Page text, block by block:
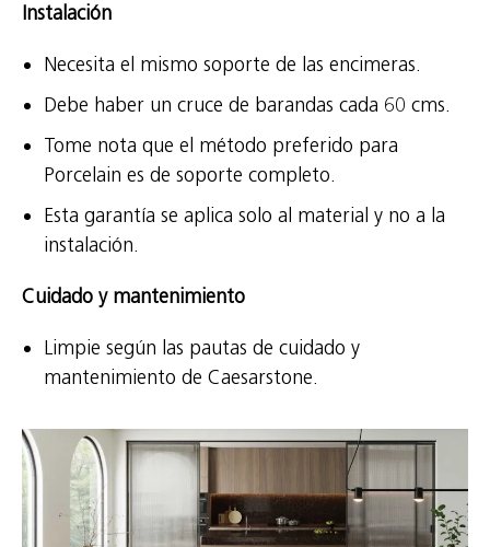
Instalación
Necesita el mismo soporte de las encimeras.
Debe haber un cruce de barandas cada 60 cms.
Tome nota que el método preferido para
Porcelain es de soporte completo.
Esta garantía se aplica solo al material y no a la
instalación.
Cuidado y mantenimiento
Limpie según las pautas de cuidado y
mantenimiento de Caesarstone.